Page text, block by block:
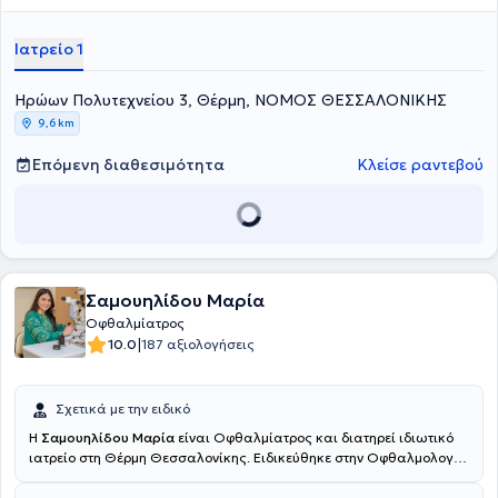
Ιατρείο 1
Ηρώων Πολυτεχνείου 3, Θέρμη, ΝΟΜΟΣ ΘΕΣΣΑΛΟΝΙΚΗΣ
9,6 km
Επόμενη διαθεσιμότητα Κλείσε ραντεβού
Σαμουηλίδου Μαρία
Οφθαλμίατρος
10.0|187 αξιολογήσεις
Σχετικά με την ειδικό
Η Σαμουηλίδου Μαρία είναι Οφθαλμίατρος και διατηρεί ιδιωτικό
ιατρείο στη Θέρμη Θεσσαλονίκης. Ειδικεύθηκε στην Οφθαλμολογία